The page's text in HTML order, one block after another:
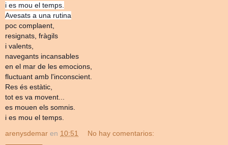
i es mou el temps.
Avesats a una rutina
poc complaent,
resignats, fràgils
i valents,
navegants incansables
en el mar de les emocions,
fluctuant amb l'inconscient.
Res és estàtic,
tot es va movent...
es mouen els somnis.
i es mou el temps.
arenysdemar en 10:51 No hay comentarios: